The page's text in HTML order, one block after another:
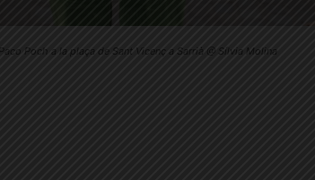
Paco Poch a la plaça de Sant Vicenç a Sarrià @ Sílvia Molina